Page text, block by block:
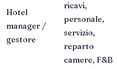
Hotel
manager /
gestore
ricavi,
personale,
servizio,
reparto
camere, F&B